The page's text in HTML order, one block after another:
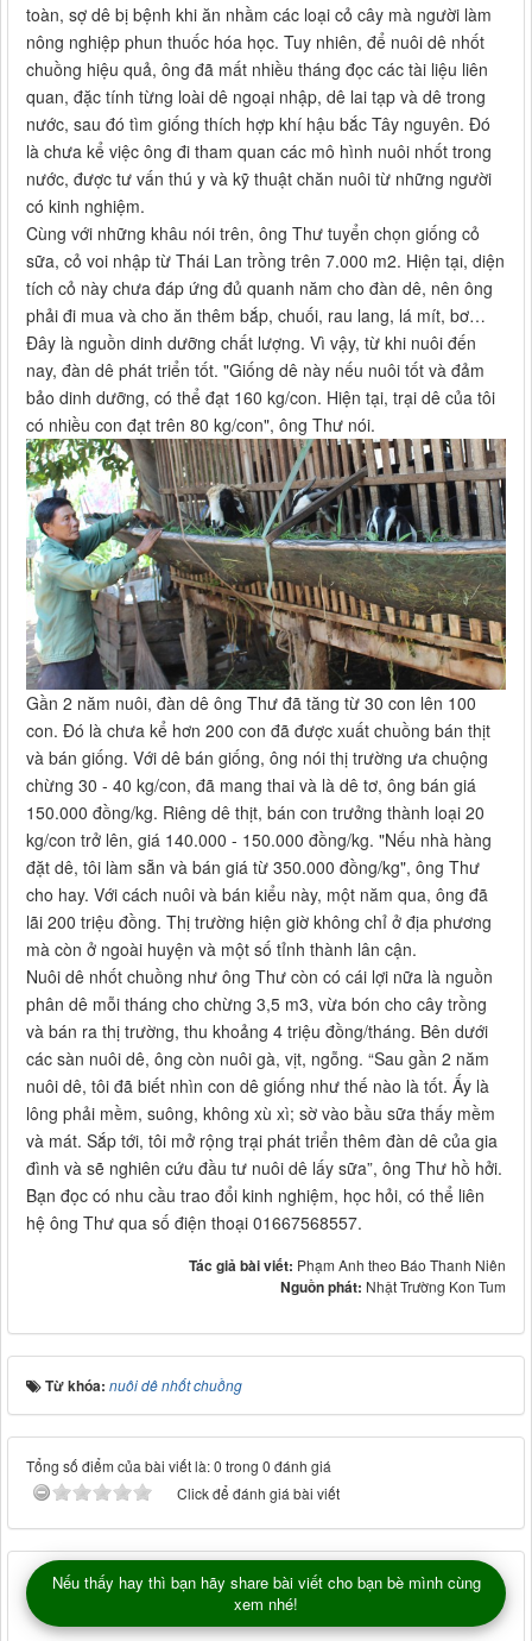
toàn, sợ dê bị bệnh khi ăn nhầm các loại cỏ cây mà người làm
nông nghiệp phun thuốc hóa học. Tuy nhiên, để nuôi dê nhốt
chuồng hiệu quả, ông đã mất nhiều tháng đọc các tài liệu liên
quan, đặc tính từng loài dê ngoại nhập, dê lai tạp và dê trong
nước, sau đó tìm giống thích hợp khí hậu bắc Tây nguyên. Đó
là chưa kể việc ông đi tham quan các mô hình nuôi nhốt trong
nước, được tư vấn thú y và kỹ thuật chăn nuôi từ những người
có kinh nghiệm.
Cùng với những khâu nói trên, ông Thư tuyển chọn giống cỏ
sữa, cỏ voi nhập từ Thái Lan trồng trên 7.000 m2. Hiện tại, diện
tích cỏ này chưa đáp ứng đủ quanh năm cho đàn dê, nên ông
phải đi mua và cho ăn thêm bắp, chuối, rau lang, lá mít, bơ…
Đây là nguồn dinh dưỡng chất lượng. Vì vậy, từ khi nuôi đến
nay, đàn dê phát triển tốt. "Giống dê này nếu nuôi tốt và đảm
bảo dinh dưỡng, có thể đạt 160 kg/con. Hiện tại, trại dê của tôi
có nhiều con đạt trên 80 kg/con", ông Thư nói.
Gần 2 năm nuôi, đàn dê ông Thư đã tăng từ 30 con lên 100
con. Đó là chưa kể hơn 200 con đã được xuất chuồng bán thịt
và bán giống. Với dê bán giống, ông nói thị trường ưa chuộng
chừng 30 - 40 kg/con, đã mang thai và là dê tơ, ông bán giá
150.000 đồng/kg. Riêng dê thịt, bán con trưởng thành loại 20
kg/con trở lên, giá 140.000 - 150.000 đồng/kg. "Nếu nhà hàng
đặt dê, tôi làm sẵn và bán giá từ 350.000 đồng/kg", ông Thư
cho hay. Với cách nuôi và bán kiểu này, một năm qua, ông đã
lãi 200 triệu đồng. Thị trường hiện giờ không chỉ ở địa phương
mà còn ở ngoài huyện và một số tỉnh thành lân cận.
Nuôi dê nhốt chuồng như ông Thư còn có cái lợi nữa là nguồn
phân dê mỗi tháng cho chừng 3,5 m3, vừa bón cho cây trồng
và bán ra thị trường, thu khoảng 4 triệu đồng/tháng. Bên dưới
các sàn nuôi dê, ông còn nuôi gà, vịt, ngỗng. “Sau gần 2 năm
nuôi dê, tôi đã biết nhìn con dê giống như thế nào là tốt. Ấy là
lông phải mềm, suông, không xù xì; sờ vào bầu sữa thấy mềm
và mát. Sắp tới, tôi mở rộng trại phát triển thêm đàn dê của gia
đình và sẽ nghiên cứu đầu tư nuôi dê lấy sữa”, ông Thư hồ hởi.
Bạn đọc có nhu cầu trao đổi kinh nghiệm, học hỏi, có thể liên
hệ ông Thư qua số điện thoại 01667568557.
Tác giả bài viết: Phạm Anh theo Báo Thanh Niên
Nguồn phát: Nhật Trường Kon Tum
Từ khóa: nuôi dê nhốt chuồng
Tổng số điểm của bài viết là: 0 trong 0 đánh giá
Click để đánh giá bài viết
Nếu thấy hay thì bạn hãy share bài viết cho bạn bè mình cùng
xem nhé!